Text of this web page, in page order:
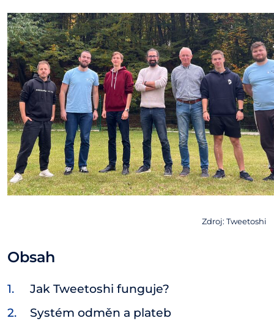
Zdroj: Tweetoshi
Obsah
Jak Tweetoshi funguje?
Systém odměn a plateb